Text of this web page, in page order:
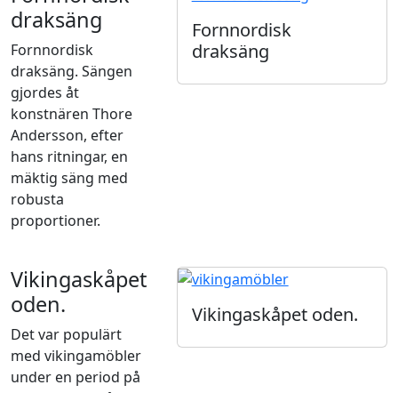
draksäng
Fornnordisk
draksäng. Sängen
gjordes åt
konstnären Thore
Andersson, efter
hans ritningar, en
mäktig säng med
robusta
proportioner.
Fornnordisk
draksäng
Vikingaskåpet
oden.
Det var populärt
med vikingamöbler
under en period på
Vikingaskåpet oden.